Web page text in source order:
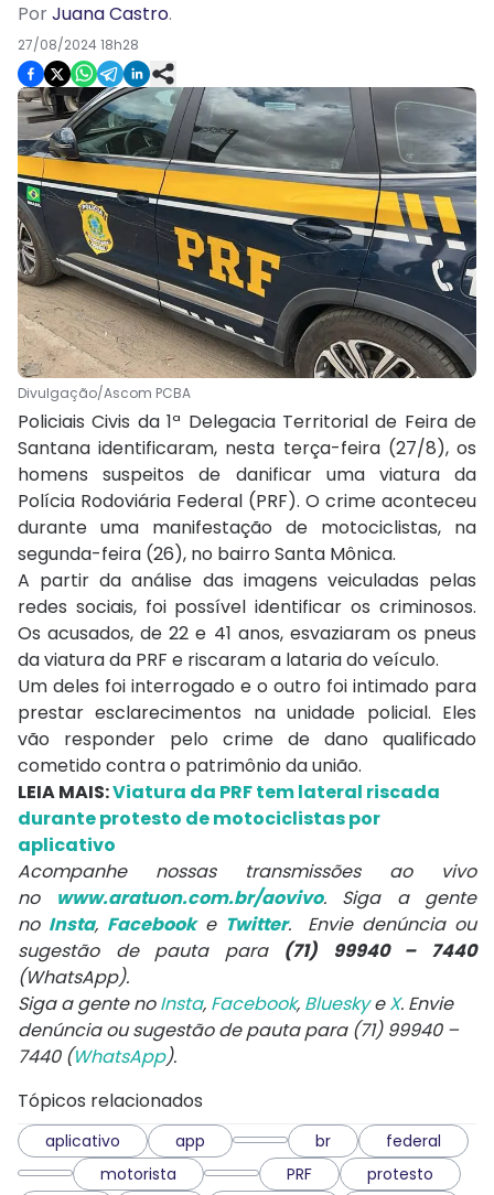
PorJuana Castro.
27/08/2024 18h28
Divulgação/Ascom PCBA
Policiais Civis da 1ª Delegacia Territorial de Feira de
Santana identificaram, nesta terça-feira (27/8), os
homens suspeitos de danificar uma viatura da
Polícia Rodoviária Federal (PRF). O crime aconteceu
durante uma manifestação de motociclistas, na
segunda-feira (26), no bairro Santa Mônica.
A partir da análise das imagens veiculadas pelas
redes sociais, foi possível identificar os criminosos.
Os acusados, de 22 e 41 anos, esvaziaram os pneus
da viatura da PRF e riscaram a lataria do veículo.
Um deles foi interrogado e o outro foi intimado para
prestar esclarecimentos na unidade policial. Eles
vão responder pelo crime de dano qualificado
cometido contra o patrimônio da união.
LEIA MAIS:Viatura da PRF tem lateral riscada
durante protesto de motociclistas por
aplicativo
Acompanhe nossas transmissões ao vivo
no
www.aratuon.com.br/aovivo. Siga a gente
no Insta, Facebooke Twitter. Envie denúncia ou
sugestão de pauta para (71) 99940 – 7440
(WhatsApp).
Siga a gente noInsta, Facebook, BlueskyeX. Envie
denúncia ou sugestão de pauta para (71) 99940 –
7440 (WhatsApp).
Tópicos relacionados
aplicativo app br
federal
motorista
PRF
protesto